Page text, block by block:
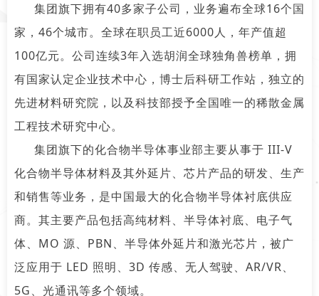
集团旗下拥有40多家子公司，业务遍布全球16个国
家，46个城市。全球在职员工近6000人，年产值超
100亿元。公司连续3年入选胡润全球独角兽榜单，拥
有国家认定企业技术中心，博士后科研工作站，独立的
先进材料研究院，以及科技部授予全国唯一的稀散金属
工程技术研究中心。
集团旗下的化合物半导体事业部主要从事于 III-V
化合物半导体材料及其外延片、芯片产品的研发、生产
和销售等业务，是中国最大的化合物半导体衬底供应
商。其主要产品包括高纯材料、半导体衬底、电子气
体、MO 源、PBN、半导体外延片和激光芯片，被广
泛应用于 LED 照明、3D 传感、无人驾驶、AR/VR、
5G、光通讯等多个领域。